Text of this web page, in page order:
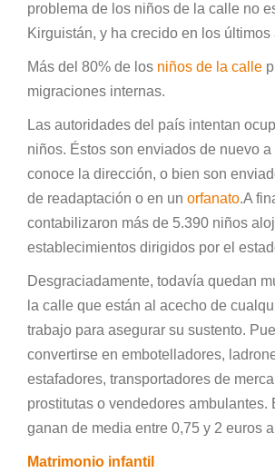
problema de los niños de la calle no
Kirguistán, y ha crecido en los últimos
Más del 80% de los niños de la calle
migraciones internas.
Las autoridades del país intentan
niños. Éstos son enviados de nuevo
conoce la dirección, o bien son
de readaptación o en un orfanato.A
contabilizaron más de 5.390 niños
establecimientos dirigidos por el
Desgraciadamente, todavía quedan
la calle que están al acecho de
trabajo para asegurar su sustento.
convertirse en embotelladores,
estafadores, transportadores de
prostitutas o vendedores ambulantes.
ganan de media entre 0,75 y 2 euros
Matrimonio infantil